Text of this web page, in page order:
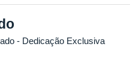
- Dedicação Exclusiva